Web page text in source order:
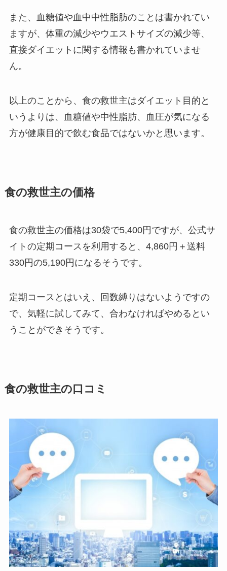
また、血糖値や血中中性脂肪のことは書かれてい
ますが、体重の減少やウエストサイズの減少等、
直接ダイエットに関する情報も書かれていませ
ん。
以上のことから、食の救世主はダイエット目的と
いうよりは、血糖値や中性脂肪、血圧が気になる
方が健康目的で飲む食品ではないかと思います。
食の救世主の価格
食の救世主の価格は30袋で5,400円ですが、公式サ
イトの定期コースを利用すると、4,860円＋送料
330円の5,190円になるそうです。
定期コースとはいえ、回数縛りはないようですの
で、気軽に試してみて、合わなければやめるとい
うことができそうです。
食の救世主の口コミ